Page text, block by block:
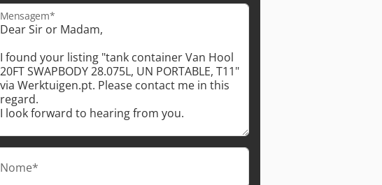
Mensagem*
Nome*